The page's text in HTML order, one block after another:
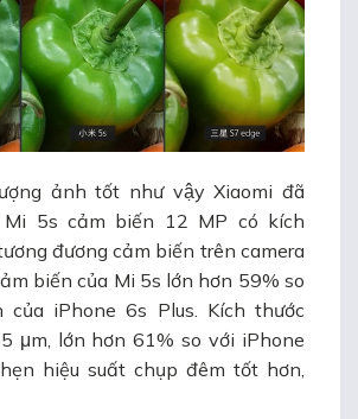
ảnh tốt như vậy Xiaomi đã
5s cảm biến 12 MP có kích
đương cảm biến trên camera
biến của Mi 5s lớn hơn 59% so
của iPhone 6s Plus. Kích thước
μm, lớn hơn 61% so với iPhone
hiệu suất chụp đêm tốt hơn,